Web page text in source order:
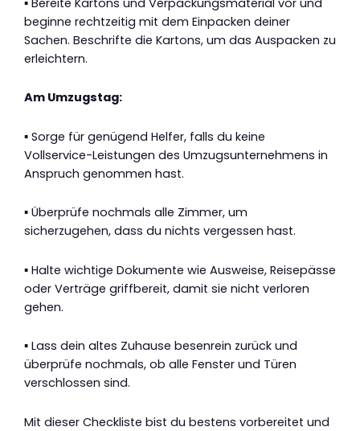
beginne rechtzeitig mit dem Einpacken deiner
Sachen. Beschrifte die Kartons, um das Auspacken zu
erleichtern.
Am Umzugstag:
▪ Sorge für genügend Helfer, falls du keine
Vollservice-Leistungen des Umzugsunternehmens in
Anspruch genommen hast.
▪ Überprüfe nochmals alle Zimmer, um
sicherzugehen, dass du nichts vergessen hast.
▪ Halte wichtige Dokumente wie Ausweise, Reisepässe
oder Verträge griffbereit, damit sie nicht verloren
gehen.
▪ Lass dein altes Zuhause besenrein zurück und
überprüfe nochmals, ob alle Fenster und Türen
verschlossen sind.
Mit dieser Checkliste bist du bestens vorbereitet und